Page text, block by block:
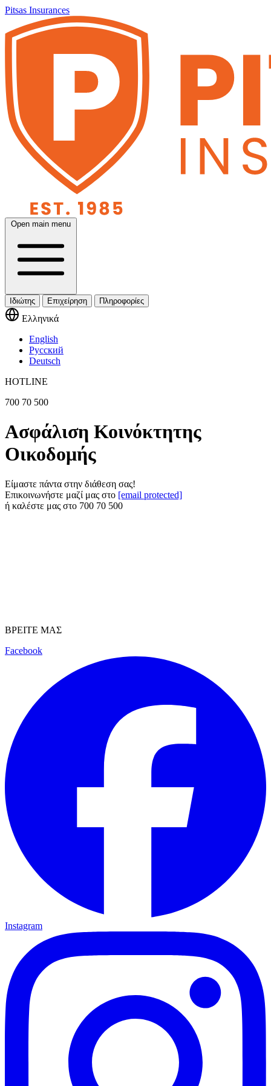
Pitsas Insurances
Open main menu
Ιδιώτης Επιχείρηση Πληροφορίες
Ελληνικά
English
Русский
Deutsch
HOTLINE
700 70 500
Ασφάλιση Κοινόκτητης
Οικοδομής
Είμαστε πάντα στην διάθεση σας!
Επικοινωνήστε μαζί μας στο [email protected]
ή καλέστε μας στο 700 70 500
ΒΡΕΙΤΕ ΜΑΣ
Facebook
Instagram